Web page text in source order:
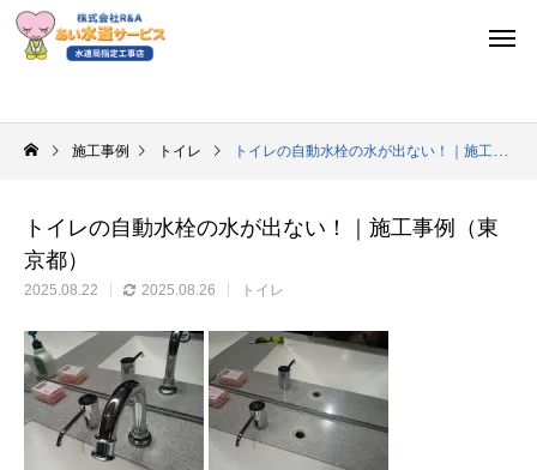
施工事例 トイレ トイレの自動水栓の水が出ない！｜施工事例（東京都）
トイレの自動水栓の水が出ない！｜施工事例（東
京都）
2025.08.22 2025.08.26 トイレ